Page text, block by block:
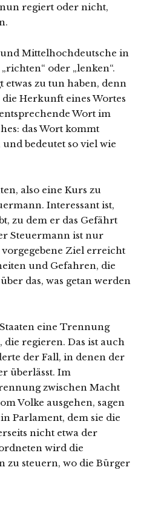
regiert oder nicht,
Mittelhochdeutsche in
oder „lenken“.
zu tun haben, denn
Herkunft eines Wortes
Wort im
das Wort kommt
bedeutet so viel wie
also eine Kurs zu
Interessant ist,
zu dem er das Gefährt
Steuermann ist nur
Ziel erreicht
und Gefahren, die
das, was getan werden
eine Trennung
regieren. Das ist auch
der Fall, in denen der
überlässt. Im
zwischen Macht
Volke ausgehen, sagen
Parlament, dem sie die
nicht etwa der
wird die
zu steuern, wo die Bürger